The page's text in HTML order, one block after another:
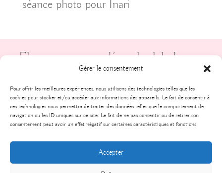
Gérer le consentement
Pour offrir les meilleures expériences, nous utilisons des technologies telles que les
cookies pour stocker et/ou accéder aux informations des appareils. Le fait de consentir à
ces technologies nous permettra de traiter des données telles que le comportement de
navigation ou les ID uniques sur ce site. Le fait de ne pas consentir ou de retirer son
consentement peut avoir un effet négatif sur certaines caractéristiques et fonctions.
Accepter
séance photo pour Inari
Elevage recommandé par le club de race
UCFAS
Tous droits réservés, - Élevage de la Gardienne
des Ombres - 2025 -
confidentialité